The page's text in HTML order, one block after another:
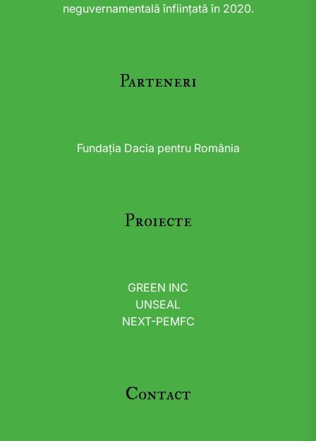
neguvernamentală înființată în 2020.
Parteneri
Fundația Dacia pentru România
Proiecte
GREEN INC
UNSEAL
NEXT-PEMFC
Contact